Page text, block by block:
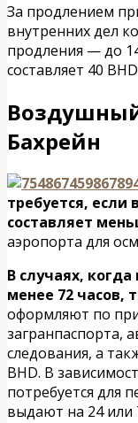
За продлением
внутренних дел
продления — до
составляет 40
Бахрейн
требуется, если
составляет
аэропорта для
В случаях,
менее 72 часов,
оформляют по
загранпаспорта,
следования, а
BHD. В
потребуется для
выдают на 24 или